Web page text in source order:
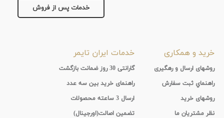
خدمات پس از فروش
خرید و همکاری
روشهای ارسال و رهگیری
راهنماي ثبت سفارش
روشهای خرید
نظر مشتریان ما
خدمات ایران تایمر
گارانتی 30 روز ضمانت بازگشت
راهنمای خرید بین سه عدد
ارسال 3 ساعته محصولات
تضمین اصالت(اورجینال)